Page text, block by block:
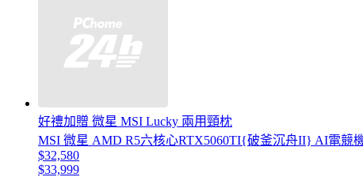
好禮加贈 微星 MSI Lucky 兩用頸枕
MSI 微星 AMD R5六核心RTX5060TI{破釜沉舟II} AI電競
$32,580
$33,999